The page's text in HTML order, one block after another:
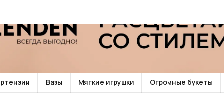
Вазы Мягкие игрушки Огромные букеты